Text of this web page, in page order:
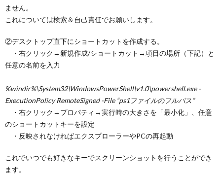
ません。
これについては検索＆自己責任でお願いします。
②デスクトップ直下にショートカットを作成する。
・右クリック→新規作成/ショートカット→項目の場所（下記）と
任意の名前を入力
%windir%\System32\WindowsPowerShell\v1.0\powershell.exe -
ExecutionPolicy RemoteSigned -File “ps1ファイルのフルパス”
・右クリック→プロパティ→実行時の大きさを「最小化」、任意
のショートカットキーを設定
・反映されなければエクスプローラーやPCの再起動
これでいつでも好きなキーでスクリーンショットを行うことができ
ます。